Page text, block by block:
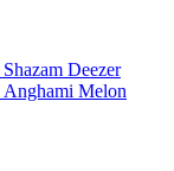
Shazam Deezer
Anghami Melon